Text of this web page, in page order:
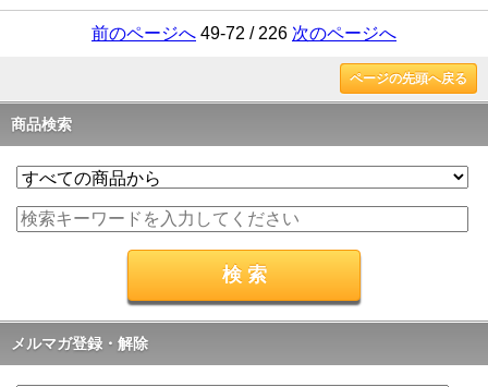
前のページへ 49-72 / 226 次のページへ
ページの先頭へ戻る
商品検索
メルマガ登録・解除